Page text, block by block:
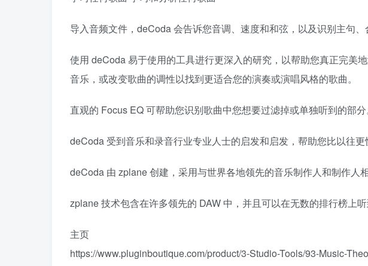
导入音频文件，deCoda 会告诉您音调、速度和和弦，以及识别主句、
使用 deCoda 易于使用的工具进行更深入的研究，以帮助您真正完美
音乐，或改变歌曲的调性以找到更适合您的演奏或演唱风格的歌曲。
直观的 Focus EQ 可帮助您识别歌曲中您想要过滤掉或单独听到的部分
deCoda 受到音乐和录音行业专业人士的启发和启发，帮助您比以往更
deCoda 由 zplane 创建，采用与世界各地领先的音乐制作人和制作人相
zplane 技术包含在许多领先的 DAW 中，并且可以在无数的排行榜上听
主页
https://www.pluginboutique.com/product/3-Studio-Tools/93-Music-